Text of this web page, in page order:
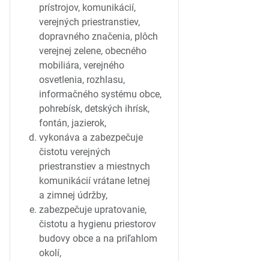
prístrojov, komunikácií,
verejných priestranstiev,
dopravného značenia, plôch
verejnej zelene, obecného
mobiliára, verejného
osvetlenia, rozhlasu,
informačného systému obce,
pohrebísk, detských ihrísk,
fontán, jazierok,
vykonáva a zabezpečuje
čistotu verejných
priestranstiev a miestnych
komunikácií vrátane letnej
a zimnej údržby,
zabezpečuje upratovanie,
čistotu a hygienu priestorov
budovy obce a na priľahlom
okolí,